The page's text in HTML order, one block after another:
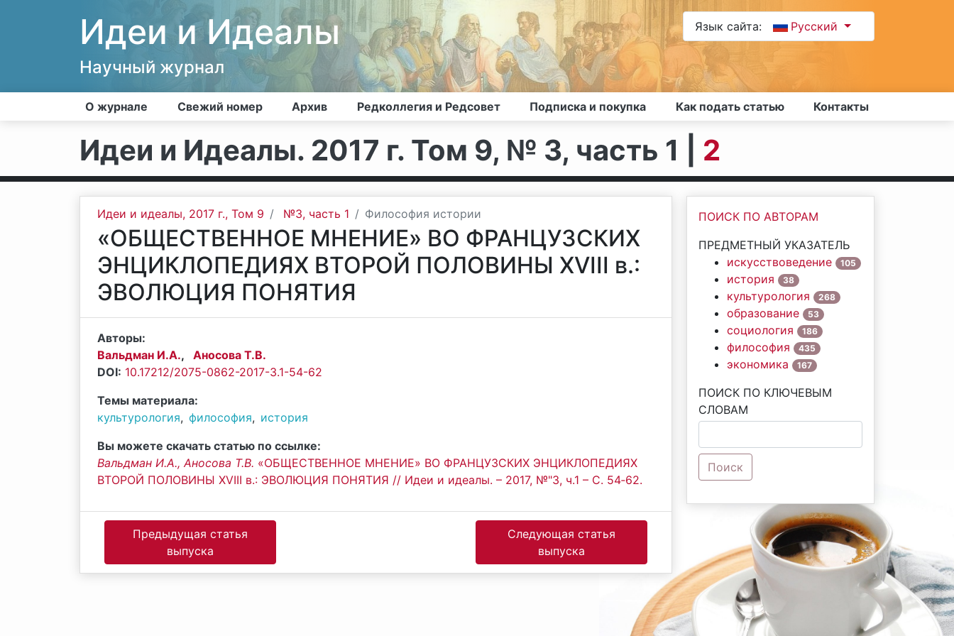
Идеи и Идеалы
Научный журнал
Язык сайта: Русский
О журнале Свежий номер Архив Редколлегия и Редсовет Подписка и покупка Как подать статью Контакты
Идеи и Идеалы. 2017 г. Том 9, № 3, часть 1 | 2
Идеи и идеалы, 2017 г., Том 9 №3, часть 1 Философия истории
«ОБЩЕСТВЕННОЕ МНЕНИЕ» ВО ФРАНЦУЗСКИХ
ЭНЦИКЛОПЕДИЯХ ВТОРОЙ ПОЛОВИНЫ XVIII в.:
ЭВОЛЮЦИЯ ПОНЯТИЯ
Авторы:
Вальдман И.А.,
Аносова Т.В.
DOI: 10.17212/2075-0862-2017-3.1-54-62
Темы материала:
культурология, философия, история
Вы можете скачать статью по ссылке:
Вальдман И.А.,Аносова Т.В. «ОБЩЕСТВЕННОЕ МНЕНИЕ» ВО ФРАНЦУЗСКИХ ЭНЦИКЛОПЕДИЯХ
ВТОРОЙ ПОЛОВИНЫ XVIII в.: ЭВОЛЮЦИЯ ПОНЯТИЯ // Идеи и идеалы. – 2017, №"3, ч.1 – С. 54‐62.
Предыдущая статья
выпуска
Следующая статья
выпуска
ПОИСК ПО АВТОРАМ
ПРЕДМЕТНЫЙ УКАЗАТЕЛЬ
искусствоведение
105
история 38
культурология 268
образование 53
социология 186
философия 435
экономика 167
ПОИСК ПО КЛЮЧЕВЫМ
СЛОВАМ
Поиск